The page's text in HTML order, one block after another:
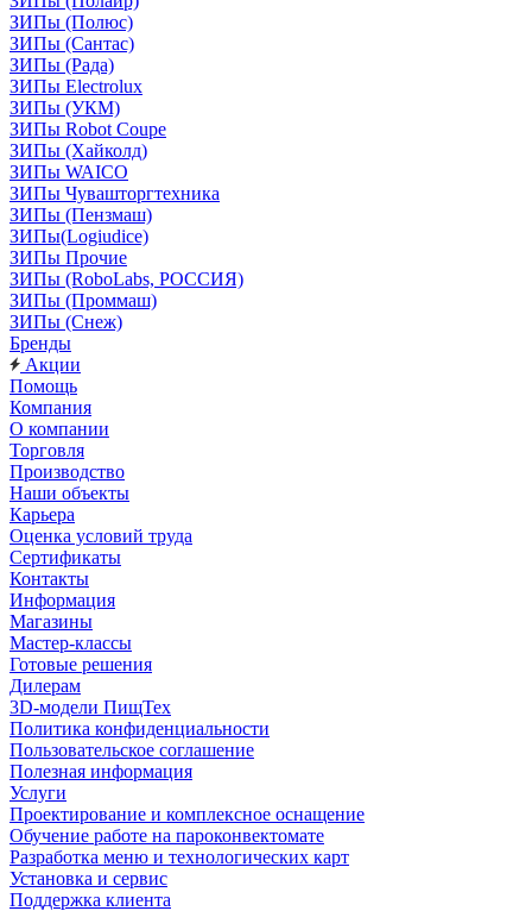
ЗИПы (Полюс)
ЗИПы (Сантас)
ЗИПы (Рада)
ЗИПы Electrolux
ЗИПы (УКМ)
ЗИПы Robot Coupe
ЗИПы (Хайколд)
ЗИПы WAICO
ЗИПы Чувашторгтехника
ЗИПы (Пензмаш)
ЗИПы(Logiudice)
ЗИПы Прочие
ЗИПы (RoboLabs, РОССИЯ)
ЗИПы (Проммаш)
ЗИПы (Снеж)
Бренды
Акции
Помощь
Компания
О компании
Торговля
Производство
Наши объекты
Карьера
Оценка условий труда
Сертификаты
Контакты
Информация
Магазины
Мастер-классы
Готовые решения
Дилерам
3D-модели ПищТех
Политика конфиденциальности
Пользовательское соглашение
Полезная информация
Услуги
Проектирование и комплексное оснащение
Обучение работе на пароконвектомате
Разработка меню и технологических карт
Установка и сервис
Поддержка клиента